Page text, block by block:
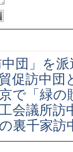
団」を派
促訪中団
で「緑の
会議所訪
裏千家訪